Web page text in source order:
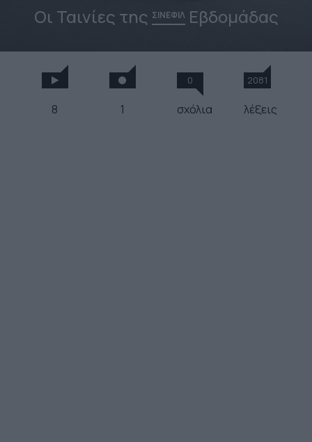
Οι Ταινίες της ΣΙΝΕΦΙΛΕβδομάδας
8 1
0
σχόλια
2081
λέξεις